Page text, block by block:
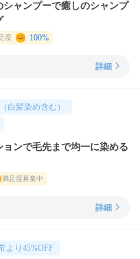
シャンプーで癒しのシャンプ
度 100%
詳細
白髪染め含む）
ンで毛先まで均一に染める
満足度募集中
詳細
より 45%OFF